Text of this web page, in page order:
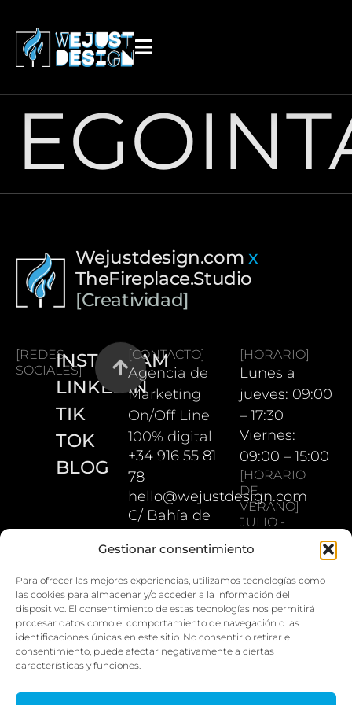
Gestionar consentimiento
Para ofrecer las mejores experiencias, utilizamos tecnologías como
las cookies para almacenar y/o acceder a la información del
dispositivo. El consentimiento de estas tecnologías nos permitirá
procesar datos como el comportamiento de navegación o las
identificaciones únicas en este sitio. No consentir o retirar el
consentimiento, puede afectar negativamente a ciertas
características y funciones.
Wejustdesign.com x
TheFireplace.Studio
[Creatividad]
[REDES
SOCIALES]INSTAGRAM
LINKEDIN
TIK
TOK
BLOG
[CONTACTO]
Agencia de
Marketing
On/Off Line
100% digital
+34 916 55 81
78
hello@wejustdesign.com
C/ Bahía de
28042
Madrid
[HORARIO]
Lunes a
jueves: 09:00
– 17:30
Viernes:
09:00 – 15:00
[HORARIO
DE
VERANO]
JULIO -
Lunes a
jueves: 08:00
– 16:30
Viernes:
08:00 – 14:00
[PAGO